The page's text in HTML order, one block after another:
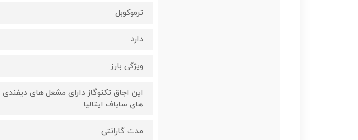
ترموکوبل
دارد
ویژگی بارز
های ساباف ایتالیا
مدت گارانتی